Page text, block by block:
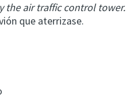
the air traffic control tower.
que aterrizase.